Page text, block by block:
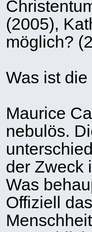
(2005),
möglich?
Was ist
Maurice
nebulös.
der Zweck
Was
Offiziell